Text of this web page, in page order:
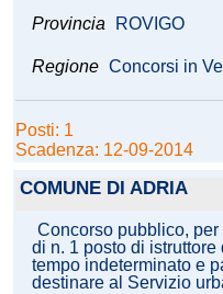
Provincia ROVIGO
Regione Concorsi in
Posti: 1
Scadenza: 12-09-2014
COMUNE DI ADRIA
Concorso pubblico,
di n. 1 posto di istruttore
tempo indeterminato e
destinare al Servizio